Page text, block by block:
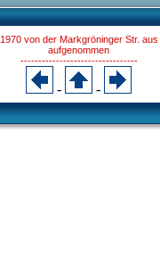
1970 von der Markgröninger Str. aus
aufgenommen
---------------------------------
- -